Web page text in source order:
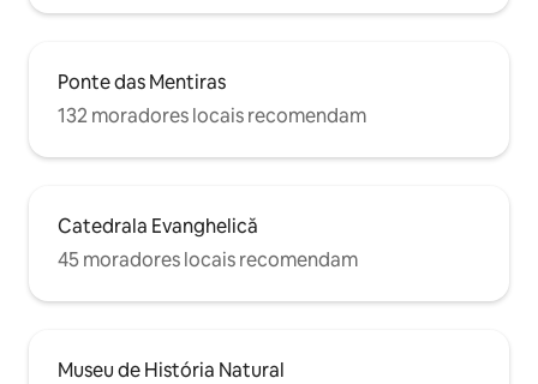
Ponte das Mentiras
132 moradores locais recomendam
Catedrala Evanghelică
45 moradores locais recomendam
Museu de História Natural